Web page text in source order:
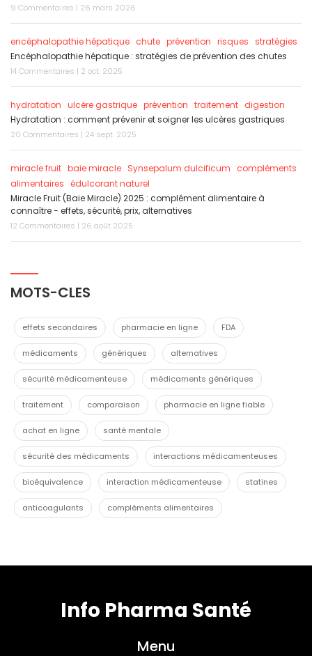
9 Commentaires | 26 mars 2026
encéphalopathie hépatique chute prévention risques stratégies
Encéphalopathie hépatique : stratégies de prévention des chutes
14 Commentaires | 2 oct. 2025
hydratation ulcère gastrique prévention traitement digestion
Hydratation : comment prévenir et soigner les ulcères gastriques
20 Commentaires | 24 sept. 2025
miracle fruit baie miracle Synsepalum dulcificum
compléments
alimentaires
édulcorant naturel
Miracle Fruit (Baie Miracle) 2025 : complément alimentaire à
connaître - effets, sécurité, prix, alternatives
12 Commentaires | 26 août 2025
MOTS-CLES
effets secondaires pharmacie en ligne FDA
médicaments génériques alternatives
sécurité médicamenteuse médicaments génériques
traitement comparaison pharmacie en ligne fiable
achat en ligne santé mentale
sécurité des médicaments interactions médicamenteuses
bioéquivalence interaction médicamenteuse statines
anticoagulants compléments alimentaires
Info Pharma Santé
Menu